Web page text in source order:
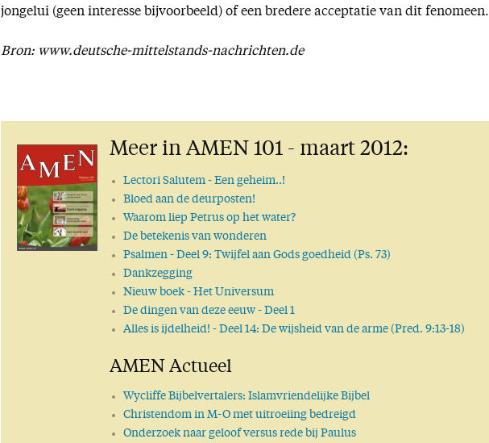
jongelui (geen interesse bijvoorbeeld) of een bredere acceptatie van dit fenomeen.
Bron: www.deutsche-mittelstands-nachrichten.de
Meer in AMEN 101 - maart 2012:
Lectori Salutem- Een geheim..!
Bloed aan de deurposten!
Waarom liep Petrus op het water?
De betekenis van wonderen
Psalmen- Deel 9: Twijfel aan Gods goedheid (Ps. 73)
Dankzegging
Nieuw boek- Het Universum
De dingen van deze eeuw- Deel 1
Alles is ijdelheid!- Deel 14: De wijsheid van de arme (Pred. 9:13-18)
AMEN Actueel
Wycliffe Bijbelvertalers: Islamvriendelijke Bijbel
Christendom in M-O met uitroeiing bedreigd
Onderzoek naar geloof versus rede bij Paulus